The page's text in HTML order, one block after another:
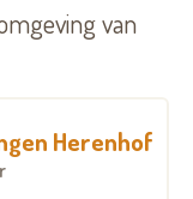
zoals een
van
Herenhof